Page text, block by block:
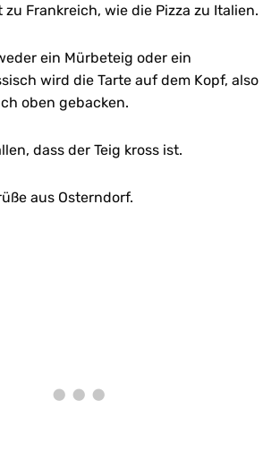
zu Frankreich, wie die Pizza zu Italien.
ein Mürbeteig oder ein
wird die Tarte auf dem Kopf, also
oben gebacken.
dass der Teig kross ist.
aus Osterndorf.